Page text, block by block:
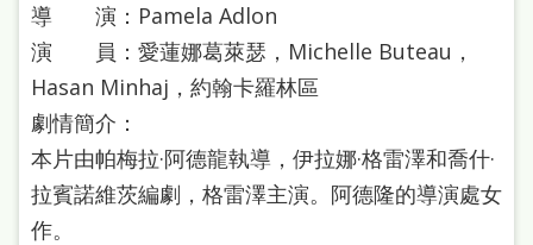
導 演：Pamela Adlon
演 員：愛蓮娜葛萊瑟，Michelle Buteau，
Hasan Minhaj，約翰卡羅林區
劇情簡介：
本片由帕梅拉·阿德龍執導，伊拉娜·格雷澤和喬什·
拉賓諾維茨編劇，格雷澤主演。阿德隆的導演處女
作。